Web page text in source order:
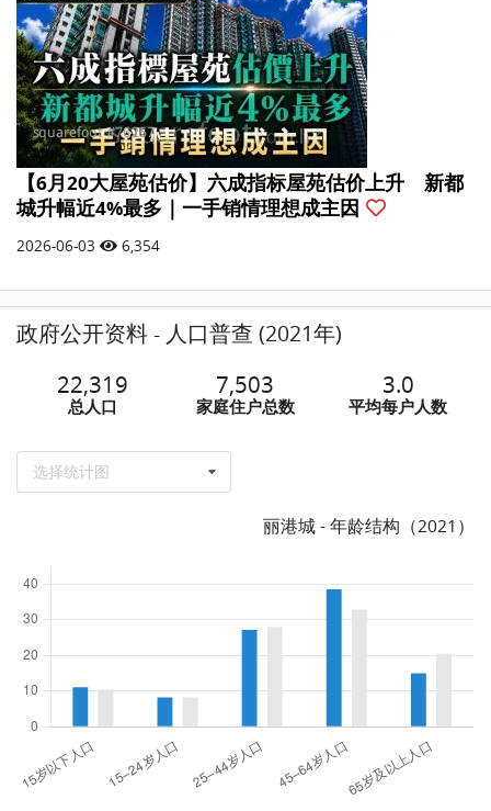
【6月20大屋苑估价】六成指标屋苑估价上升 新都
城升幅近4%最多｜一手销情理想成主因
2026-06-03 6,354
政府公开资料 - 人口普查 (2021年)
22,319
总人口
7,503
家庭住户总数
3.0
平均每户人数
选择统计图
丽港城 - 年龄结构（2021）